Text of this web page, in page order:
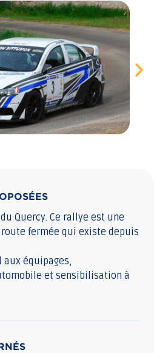
Quercy. Ce rallye est une
fermée qui existe depuis
aux équipages,
et sensibilisation à